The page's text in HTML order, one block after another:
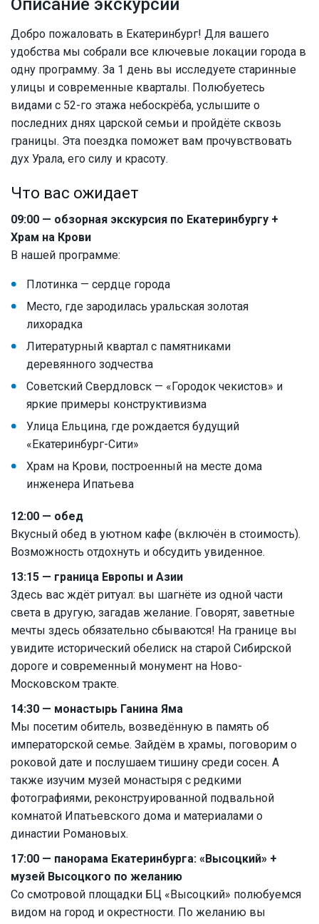
Описание экскурсии
Добро пожаловать в Екатеринбург! Для вашего
удобства мы собрали все ключевые локации города в
одну программу. За 1 день вы исследуете старинные
улицы и современные кварталы. Полюбуетесь
видами с 52-го этажа небоскрёба, услышите о
последних днях царской семьи и пройдёте сквозь
границы. Эта поездка поможет вам прочувствовать
дух Урала, его силу и красоту.
Что вас ожидает
09:00 — обзорная экскурсия по Екатеринбургу +
Храм на Крови
В нашей программе:
Плотинка — сердце города
Место, где зародилась уральская золотая
лихорадка
Литературный квартал с памятниками
деревянного зодчества
Советский Свердловск — «Городок чекистов» и
яркие примеры конструктивизма
Улица Ельцина, где рождается будущий
«Екатеринбург-Сити»
Храм на Крови, построенный на месте дома
инженера Ипатьева
12:00 — обед
Вкусный обед в уютном кафе (включён в стоимость).
Возможность отдохнуть и обсудить увиденное.
13:15 — граница Европы и Азии
Здесь вас ждёт ритуал: вы шагнёте из одной части
света в другую, загадав желание. Говорят, заветные
мечты здесь обязательно сбываются! На границе вы
увидите исторический обелиск на старой Сибирской
дороге и современный монумент на Ново-
Московском тракте.
14:30 — монастырь Ганина Яма
Мы посетим обитель, возведённую в память об
императорской семье. Зайдём в храмы, поговорим о
роковой дате и послушаем тишину среди сосен. А
также изучим музей монастыря с редкими
фотографиями, реконструированной подвальной
комнатой Ипатьевского дома и материалами о
династии Романовых.
17:00 — панорама Екатеринбурга: «Высоцкий» +
музей Высоцкого по желанию
Со смотровой площадки БЦ «Высоцкий» полюбуемся
видом на город и окрестности. По желанию вы